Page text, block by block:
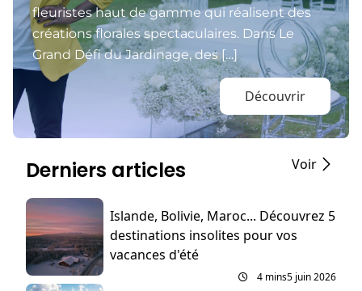
fleuristes haut de gamme qui réalisent des
créations florales spectaculaires. Dans Le
Grand Défi du Jardinage, des […]
Découvrir
Derniers articles Voir
Islande, Bolivie, Maroc... Découvrez 5
destinations insolites pour vos
vacances d'été
4 mins5 juin 2026